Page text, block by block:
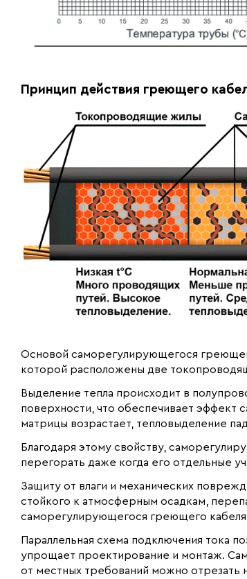
Принцип действия греющего
Основой саморегулирующегося
которой расположены две
Выделение тепла происходит в
поверхности, что обеспечивает эффект
матрицы возрастает, тепловыделение
Благодаря этому свойству,
перегорать даже когда его отдельные
Защиту от влаги и механических
стойкого к атмосферным осадкам,
саморегулирующегося греющего кабеля
Параллельная схема подключения тока
упрощает проектирование и монтаж.
от местных требований можно отрезать